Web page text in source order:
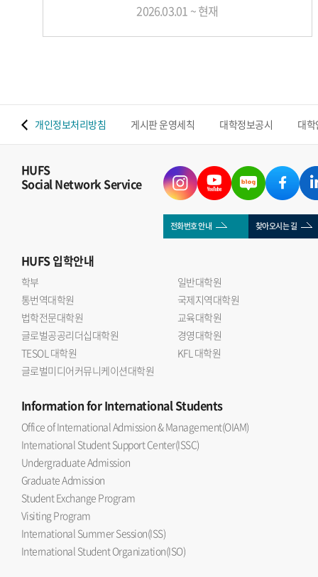
2026.03.01 ~ 현재
개인정보처리방침 게시판 운영세칙 대학정보공시 대
HUFS
Social Network Service
전화번호 안내 찾아오시는 길
HUFS입학안내
학부
일반대학원
통번역대학원
국제지역대학원
법학전문대학원
교육대학원
글로벌공공리더십대학원
경영대학원
TESOL 대학원
KFL 대학원
글로벌미디어커뮤니케이션대학원
Informationfor International Students
Office of International Admission & Management(OIAM)
International Student Support Center(ISSC)
Undergraduate Admission
Graduate Admission
Student Exchange Program
Visiting Program
International Summer Session(ISS)
International Student Organization(ISO)